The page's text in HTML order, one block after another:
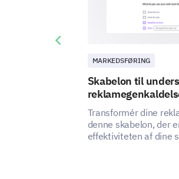
MARKEDSFØRING
Skabelon til
Transformér dine
denne skabelon, der
effektiviteten af dine
Previous slide